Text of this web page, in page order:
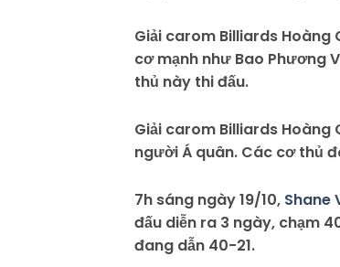
Giải carom Billiards Hoàng
cơ mạnh như Bao Phương
thủ này thi đấu.
Giải carom Billiards
người Á quân. Các cơ thủ
7h sáng ngày 19/10, Shane
đấu diễn ra 3 ngày, chạm
đang dẫn 40-21.